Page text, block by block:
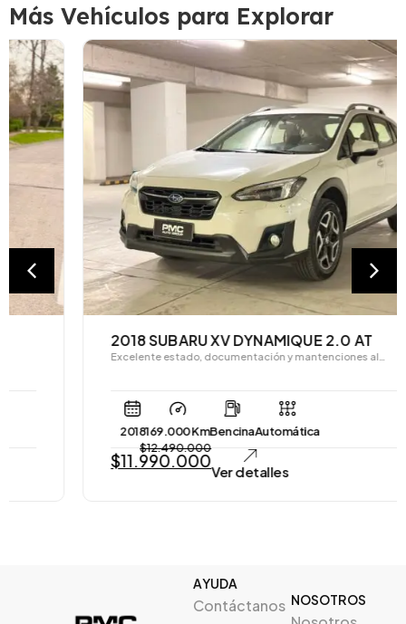
Más Vehículos para Explorar
2018 SUBARU XV DYNAMIQUE 2.0 AT
Excelente estado, documentación y mantenciones al…
169.000 KmBencinaAutomática
12.490.000
11.990.000
Ver detalles
AYUDA
Contáctanos NOSOTROS